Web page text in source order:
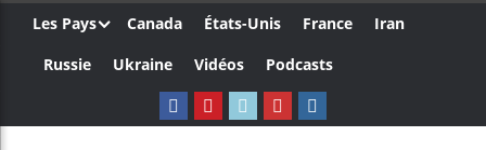
Les Pays Canada États-Unis France
Iran
Russie
Ukraine Vidéos Podcasts